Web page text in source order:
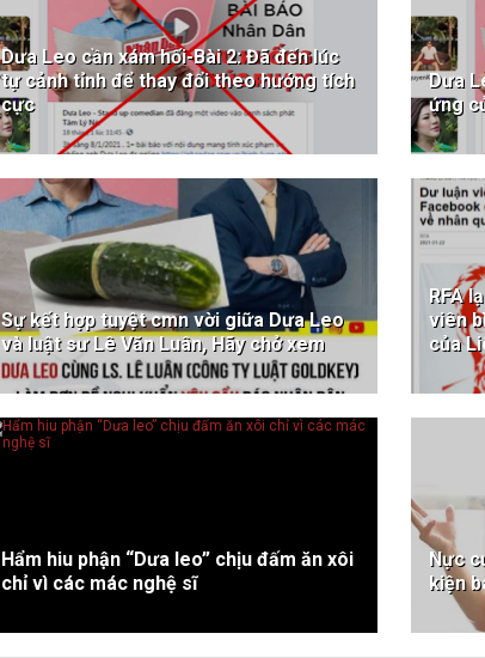
Dưa Leo cần xám hối-Bài 2: Đã đến lúc
tự cảnh tỉnh để thay đổi theo hướng tích
cực
Dưa
ứng
Sự kết hợp tuyệt cmn vời giữa Dưa Leo
và luật sư Lê Văn Luân, Hãy chở xem
RFA
viên
của
Hẩm hiu phận “Dưa leo” chịu đấm ăn xôi
chỉ vì các mác nghệ sĩ
Nực
kiện